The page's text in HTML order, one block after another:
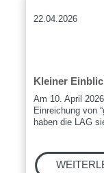
22.04.2026
Kleiner
Am 10. April
Einreichung von
haben die LAG